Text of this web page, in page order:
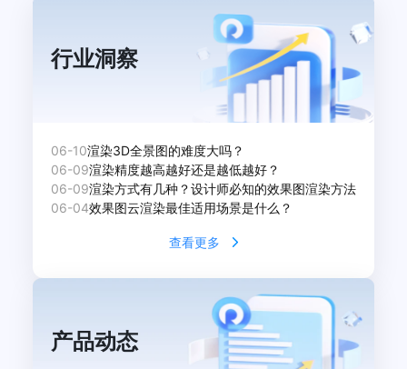
行业洞察
06-10渲染3D全景图的难度大吗？
06-09渲染精度越高越好还是越低越好？
06-09渲染方式有几种？设计师必知的效果图渲染方法
06-04效果图云渲染最佳适用场景是什么？
查看更多
产品动态